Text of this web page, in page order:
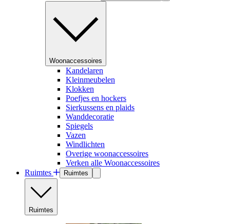
Woonaccessoires
Kandelaren
Kleinmeubelen
Klokken
Poefjes en hockers
Sierkussens en plaids
Wanddecoratie
Spiegels
Vazen
Windlichten
Overige woonaccessoires
Verken alle Woonaccessoires
Ruimtes
Ruimtes
Ruimtes